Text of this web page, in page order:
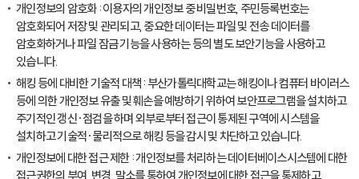
개인정보의 암호화 : 이용자의 개인정보 중 비밀번호, 주민등록번호는
암호화되어 저장 및 관리되고, 중요한 데이터는 파일 및 전송 데이터를
암호화하거나 파일 잠금 기능을 사용하는 등의 별도 보안기능을 사용하고
있습니다.
해킹 등에 대비한 기술적 대책 : 부산가톨릭대학교는 해킹이나 컴퓨터 바이러스
등에 의한 개인정보 유출 및 훼손을 예방하기 위하여 보안프로그램을 설치하고
주기적인 갱신·점검을 하며 외부로부터 접근이 통제된 구역에 시스템을
설치하고 기술적·물리적으로 해킹 등을 감시 및 차단하고 있습니다.
개인정보에 대한 접근 제한 : 개인정보를 처리하는 데이터베이스시스템에 대한
접근권한의 부여, 변경, 말소를 통하여 개인정보에 대한 접근을 통제하고